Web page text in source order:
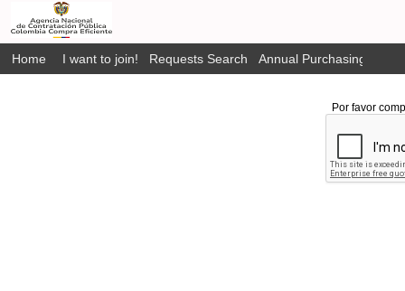
Home I want to join! Requests Search Annual Purchasing Plan
Por favor